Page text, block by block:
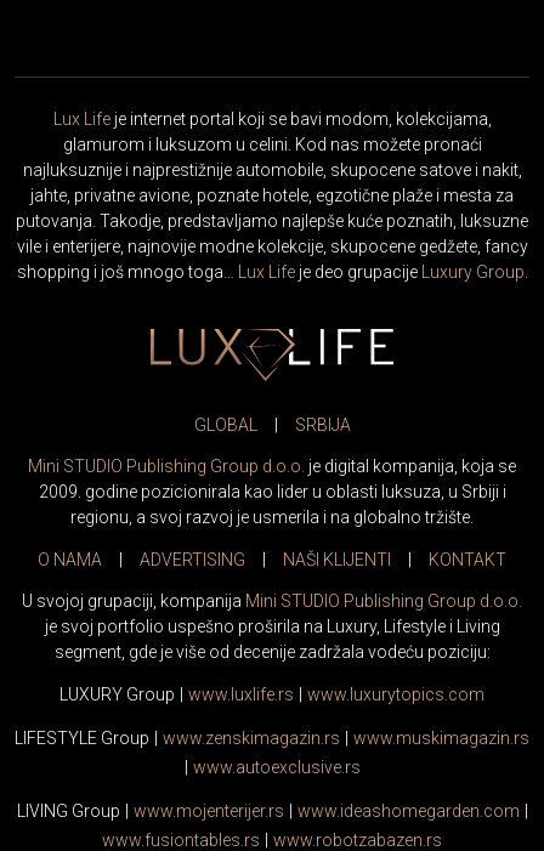
Lux Lifeje internet portal koji se bavi modom, kolekcijama,
glamurom i luksuzom u celini. Kod nas možete pronaći
najluksuznije i najprestižnije automobile, skupocene satove i nakit,
jahte, privatne avione, poznate hotele, egzotične plaže i mesta za
putovanja. Takodje, predstavljamo najlepše kuće poznatih, luksuzne
vile i enterijere, najnovije modne kolekcije, skupocene gedžete, fancy
shopping i još mnogo toga…
Lux Lifeje deo grupacije Luxury Group
GLOBAL SRBIJA
Mini STUDIO Publishing Group d.o.o. je digital kompanija, koja se
2009. godine pozicionirala kao lider u oblasti luksuza, u Srbiji i
regionu, a svoj razvoj je usmerila i na globalno tržište.
O NAMA ADVERTISING NAŠI KLIJENTI KONTAKT
U svojoj grupaciji, kompanija Mini STUDIO Publishing Group d.o.o.
je svoj portfolio uspešno proširila na Luxury, Lifestyle i Living
segment, gde je više od decenije zadržala vodeću poziciju:
LUXURY Group www. luxlife .rs www. luxurytopics .com
LIFESTYLE Group www. zenskimagazin.rs www. muskimagazin.rs
www. autoexclusive.rs
LIVING Group www. mojenterijer.rs www. ideashomegarden.com
www. fusiontables .rs www. robotzabazen .rs